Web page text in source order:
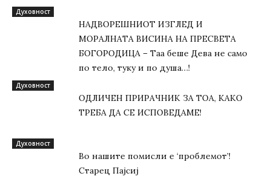
Духовност
НАДВОРЕШНИОТ ИЗГЛЕД И
МОРАЛНАТА ВИСИНА HA ПРЕСВЕТА
БОГОРОДИЦА – Таа беше Дева не само
по тело, туку и по душа…!
Духовност
ОДЛИЧЕН ПРИРАЧНИК ЗА ТОА, КАКО
ТРЕБА ДА СЕ ИСПОВЕДАМЕ!
Духовност
Во нашите помисли е ‘проблемот’!
Старец Пајсиј